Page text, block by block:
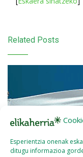
Esperientzia onenak
ditugu informazioa
Related Posts